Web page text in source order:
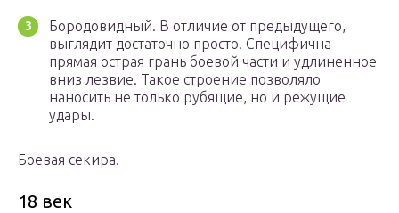
Бородовидный. В отличие от предыдущего,
выглядит достаточно просто. Специфична
прямая острая грань боевой части и удлиненное
вниз лезвие. Такое строение позволяло
наносить не только рубящие, но и режущие
удары.
Боевая секира.
18 век